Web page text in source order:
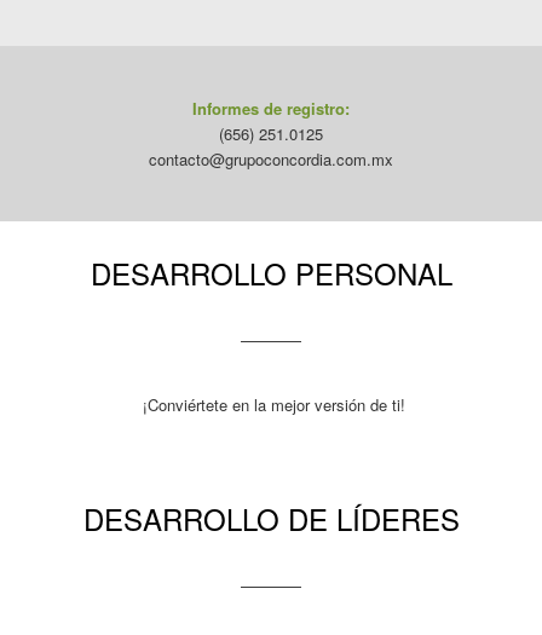
Informes de registro:
(656) 251.0125
contacto@grupoconcordia.com.mx
DESARROLLO PERSONAL
¡Conviértete en la mejor versión de ti!
DESARROLLO DE LÍDERES